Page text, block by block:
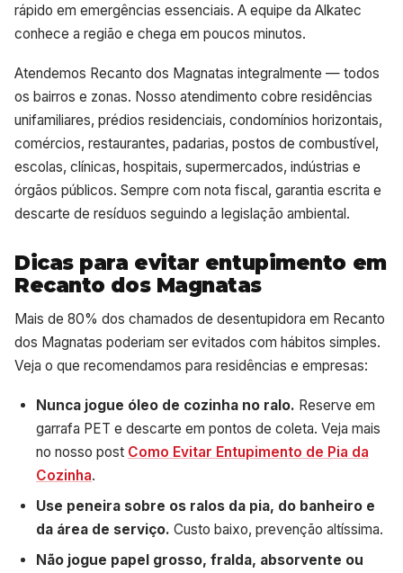
rápido em emergências essenciais. A equipe da Alkatec
conhece a região e chega em poucos minutos.
Atendemos Recanto dos Magnatas integralmente — todos
os bairros e zonas. Nosso atendimento cobre residências
unifamiliares, prédios residenciais, condomínios horizontais,
comércios, restaurantes, padarias, postos de combustível,
escolas, clínicas, hospitais, supermercados, indústrias e
órgãos públicos. Sempre com nota fiscal, garantia escrita e
descarte de resíduos seguindo a legislação ambiental.
Dicas para evitar entupimento em
Recanto dos Magnatas
Mais de 80% dos chamados de desentupidora em Recanto
dos Magnatas poderiam ser evitados com hábitos simples.
Veja o que recomendamos para residências e empresas:
Nunca jogue óleo de cozinha no ralo. Reserve em
garrafa PET e descarte em pontos de coleta. Veja mais
no nosso post Como Evitar Entupimento de Pia da
Cozinha.
Use peneira sobre os ralos da pia, do banheiro e
da área de serviço. Custo baixo, prevenção altíssima.
Não jogue papel grosso, fralda, absorvente ou